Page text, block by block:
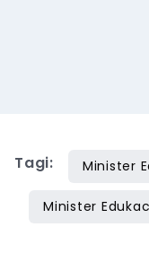
Tagi: Minister
Minister